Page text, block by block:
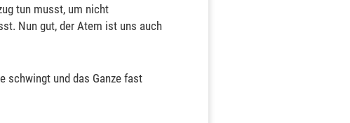
tun musst, um nicht
Nun gut, der Atem ist uns auch
schwingt und das Ganze fast